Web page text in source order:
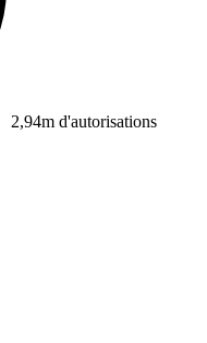
2,94m d'autorisations